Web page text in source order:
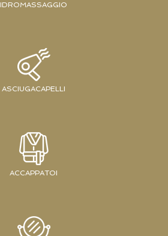
IDROMASSAGGIO
ASCIUGACAPELLI
ACCAPPATOI